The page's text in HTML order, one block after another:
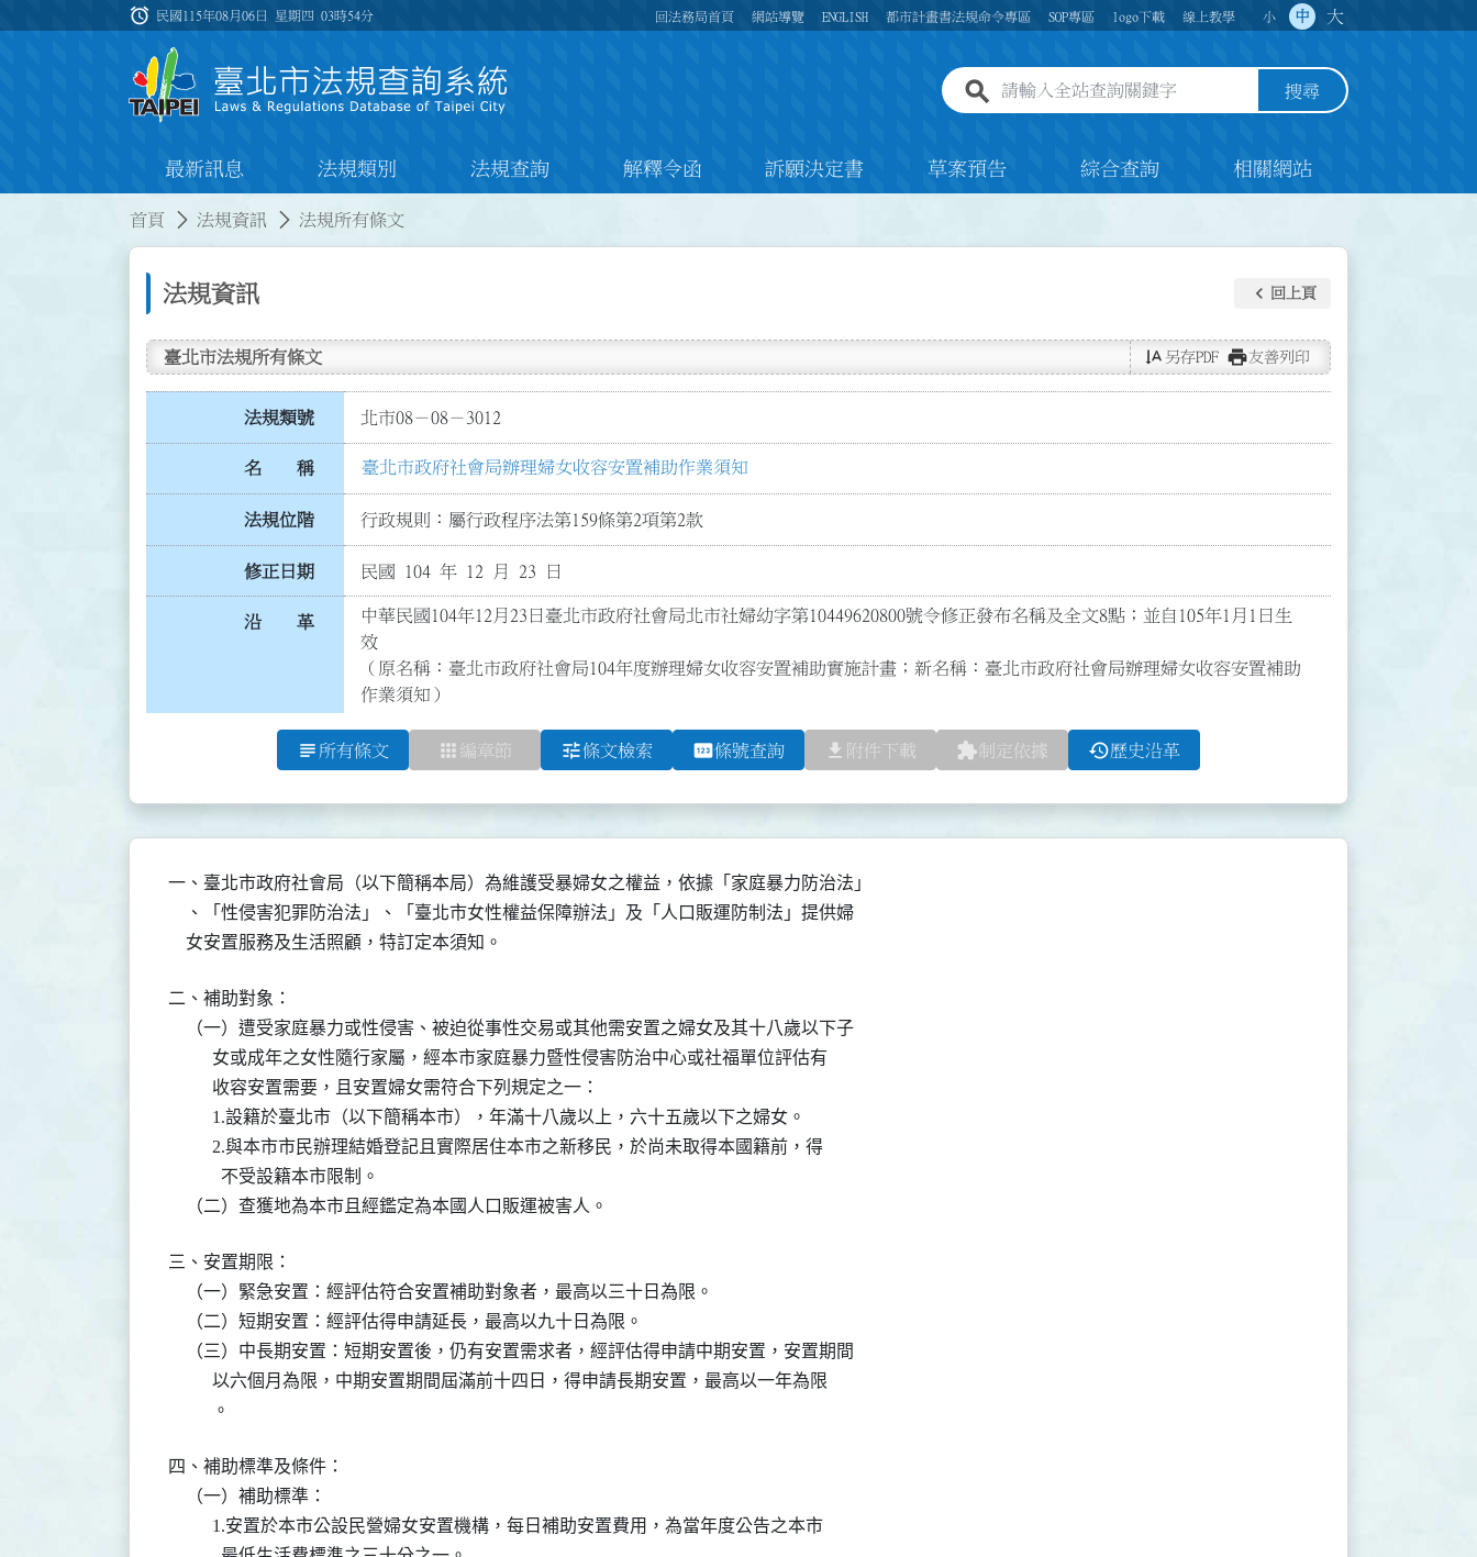
:::
alarm 民國115年08月06日 星期四03時54分 回法務局首頁 網站導覽 ENGLISH 都市計畫書法規命令專區 SOP專區 logo下載 線上教學 小 中 大
全站查詢關鍵字欄位 搜尋
最新訊息 法規類別 法規查詢 解釋令函 訴願決定書 草案預告 綜合查詢 相關網站
首頁 法規資訊 法規所有條文
法規資訊 keyboard_arrow_left 回上頁
臺北市法規所有條文 text_rotate_vertical 另存PDF print友善列印
法規類號 北市08－08－3012
名 稱 臺北市政府社會局辦理婦女收容安置補助作業須知
法規位階 行政規則：屬行政程序法第159條第2項第2款
修正日期 民國 104 年 12 月 23 日
沿 革
中華民國104年12月23日臺北市政府社會局北市社婦幼字第10449620800號令修正發布名稱及全文8點；並自105年1月1日生
效
（原名稱：臺北市政府社會局104年度辦理婦女收容安置補助實施計畫；新名稱：臺北市政府社會局辦理婦女收容安置補助
作業須知）
subject 所有條文 apps 編章節 tune條文檢索 pin條號查詢 file_download 附件下載 extension制定依據 history歷史沿革
一、臺北市政府社會局（以下簡稱本局）為維護受暴婦女之權益，依據「家庭暴力防治法」
    、「性侵害犯罪防治法」、「臺北市女性權益保障辦法」及「人口販運防制法」提供婦
    女安置服務及生活照顧，特訂定本須知。
二、補助對象：
    （一）遭受家庭暴力或性侵害、被迫從事性交易或其他需安置之婦女及其十八歲以下子
          女或成年之女性隨行家屬，經本市家庭暴力暨性侵害防治中心或社福單位評估有
          收容安置需要，且安置婦女需符合下列規定之一：
          1.設籍於臺北市（以下簡稱本市），年滿十八歲以上，六十五歲以下之婦女。
          2.與本市市民辦理結婚登記且實際居住本市之新移民，於尚未取得本國籍前，得
            不受設籍本市限制。
    （二）查獲地為本市且經鑑定為本國人口販運被害人。
三、安置期限：
    （一）緊急安置：經評估符合安置補助對象者，最高以三十日為限。
    （二）短期安置：經評估得申請延長，最高以九十日為限。
    （三）中長期安置：短期安置後，仍有安置需求者，經評估得申請中期安置，安置期間
          以六個月為限，中期安置期間屆滿前十四日，得申請長期安置，最高以一年為限
          。
四、補助標準及條件：
    （一）補助標準：
          1.安置於本市公設民營婦女安置機構，每日補助安置費用，為當年度公告之本市